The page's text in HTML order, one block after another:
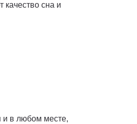
качество сна и
и в любом месте,